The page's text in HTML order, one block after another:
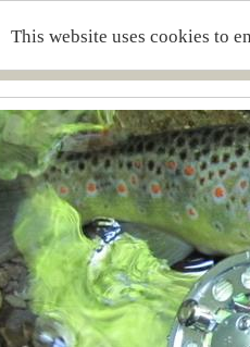
This website uses cookies to